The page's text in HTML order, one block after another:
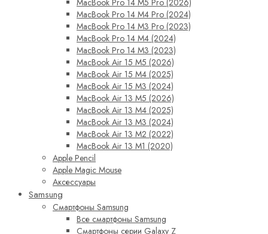
MacBook Pro 14 M5 Pro (2026)
MacBook Pro 14 M4 Pro (2024)
MacBook Pro 14 M3 Pro (2023)
MacBook Pro 14 M4 (2024)
MacBook Pro 14 M3 (2023)
MacBook Air 15 M5 (2026)
MacBook Air 15 M4 (2025)
MacBook Air 15 M3 (2024)
MacBook Air 13 M5 (2026)
MacBook Air 13 M4 (2025)
MacBook Air 13 M3 (2024)
MacBook Air 13 M2 (2022)
MacBook Air 13 M1 (2020)
Apple Pencil
Apple Magic Mouse
Аксессуары
Samsung
Смартфоны Samsung
Все смартфоны Samsung
Смартфоны серии Galaxy Z